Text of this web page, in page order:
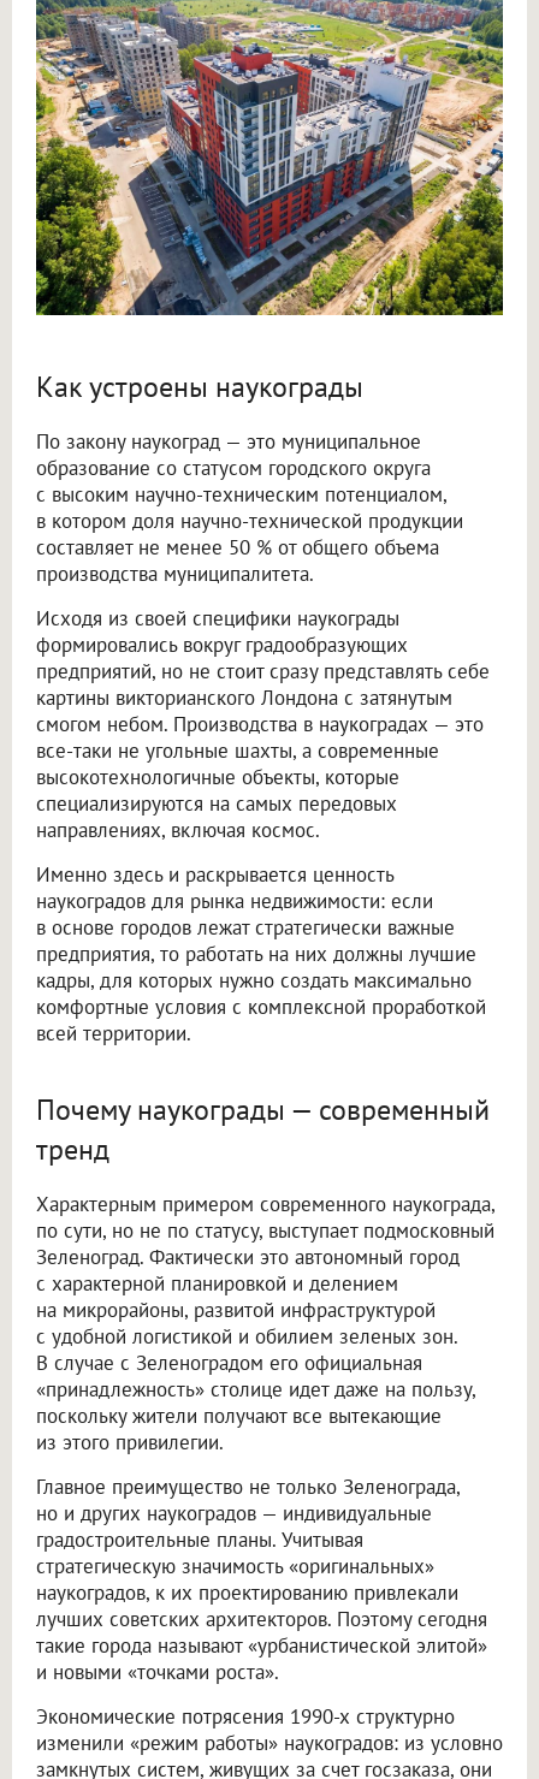
Как устроены наукограды
По закону наукоград — это муниципальное
образование со статусом городского округа
с высоким научно-техническим потенциалом,
в котором доля научно-технической продукции
составляет не менее 50 % от общего объема
производства муниципалитета.
Исходя из своей специфики наукограды
формировались вокруг градообразующих
предприятий, но не стоит сразу представлять себе
картины викторианского Лондона с затянутым
смогом небом. Производства в наукоградах — это
все-таки не угольные шахты, а современные
высокотехнологичные объекты, которые
специализируются на самых передовых
направлениях, включая космос.
Именно здесь и раскрывается ценность
наукоградов для рынка недвижимости: если
в основе городов лежат стратегически важные
предприятия, то работать на них должны лучшие
кадры, для которых нужно создать максимально
комфортные условия с комплексной проработкой
всей территории.
Почему наукограды — современный
тренд
Характерным примером современного наукограда,
по сути, но не по статусу, выступает подмосковный
Зеленоград. Фактически это автономный город
с характерной планировкой и делением
на микрорайоны, развитой инфраструктурой
с удобной логистикой и обилием зеленых зон.
В случае с Зеленоградом его официальная
«принадлежность» столице идет даже на пользу,
поскольку жители получают все вытекающие
из этого привилегии.
Главное преимущество не только Зеленограда,
но и других наукоградов — индивидуальные
градостроительные планы. Учитывая
стратегическую значимость «оригинальных»
наукоградов, к их проектированию привлекали
лучших советских архитекторов. Поэтому сегодня
такие города называют «урбанистической элитой»
и новыми «точками роста».
Экономические потрясения 1990-х структурно
изменили «режим работы» наукоградов: из условно
замкнутых систем, живущих за счет госзаказа, они